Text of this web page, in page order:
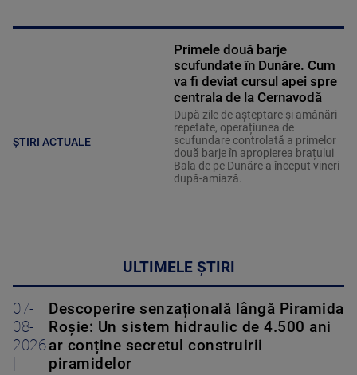
ȘTIRI ACTUALE
Primele două barje
scufundate în Dunăre. Cum
va fi deviat cursul apei spre
centrala de la Cernavodă
După zile de așteptare și amânări
repetate, operațiunea de
scufundare controlată a primelor
două barje în apropierea brațului
Bala de pe Dunăre a început vineri
după-amiază.
ULTIMELE ȘTIRI
07-
08-
2026
Descoperire senzațională lângă Piramida
Roșie: Un sistem hidraulic de 4.500 ani
ar conține secretul construirii
piramidelor